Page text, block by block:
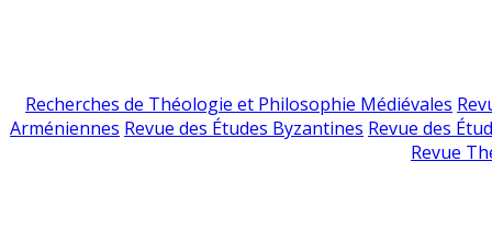
Recherches de Théologie et Philosophie Médiévales
Arméniennes Revue des Études Byzantines Revue des
Revue